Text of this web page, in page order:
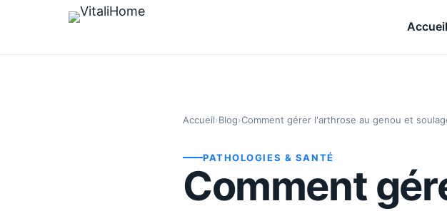
Accueil
Accueil›Blog›Comment gérer l'arthrose au genou et
PATHOLOGIES & SANTÉ
Comment